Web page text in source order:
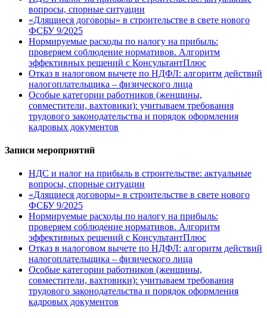
вопросы, спорные ситуации
«Длящиеся договоры» в строительстве в свете нового
ФСБУ 9/2025
Нормируемые расходы по налогу на прибыль:
проверяем соблюдение нормативов. Алгоритм
эффективных решений с КонсультантПлюс
Отказ в налоговом вычете по НДФЛ: алгоритм действий
налогоплательщика – физического лица
Особые категории работников (женщины,
совместители, вахтовики): учитываем требования
трудового законодательства и порядок оформления
кадровых документов
Записи мероприятий
НДС и налог на прибыль в строительстве: актуальные
вопросы, спорные ситуации
«Длящиеся договоры» в строительстве в свете нового
ФСБУ 9/2025
Нормируемые расходы по налогу на прибыль:
проверяем соблюдение нормативов. Алгоритм
эффективных решений с КонсультантПлюс
Отказ в налоговом вычете по НДФЛ: алгоритм действий
налогоплательщика – физического лица
Особые категории работников (женщины,
совместители, вахтовики): учитываем требования
трудового законодательства и порядок оформления
кадровых документов